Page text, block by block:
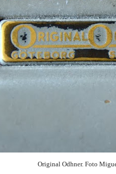
Original Odhner. Foto